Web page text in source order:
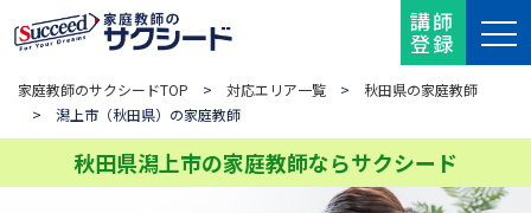
講師
登録
家庭教師のサクシードTOP > 対応エリア一覧 > 秋田県の家庭教師
> 潟上市（秋田県）の家庭教師
秋田県潟上市の家庭教師ならサクシード